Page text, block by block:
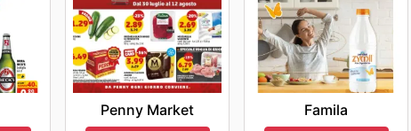
poter contare su offerte aggiornate e vantaggiose è
questo servizio con dedizione, assicurando che
Non perdere le ultime offerte da Iper
Penny Market Famila